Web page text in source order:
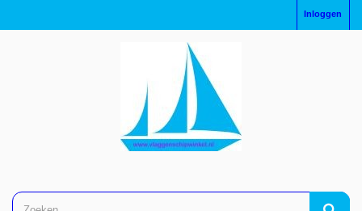
Inloggen